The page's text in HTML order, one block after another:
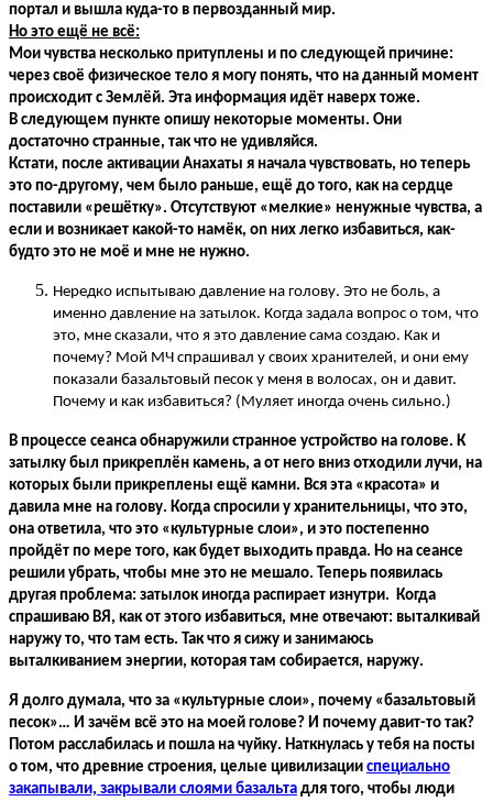
портал и вышла куда-то в первозданный мир.
Но это ещё не всё:
Мои чувства несколько притуплены и по следующей причине:
через своё физическое тело я могу понять, что на данный момент
происходит с Землёй. Эта информация идёт наверх тоже.
В следующем пункте опишу некоторые моменты. Они
достаточно странные, так что не удивляйся.
Кстати, после активации Анахаты я начала чувствовать, но теперь
это по-другому, чем было раньше, ещё до того, как на сердце
поставили «решётку». Отсутствуют «мелкие» ненужные чувства, а
если и возникает какой-то намёк, оn них легко избавиться, как-
будто это не моё и мне не нужно.
Нередко испытываю давление на голову. Это не боль, а
именно давление на затылок. Когда задала вопрос о том, что
это, мне сказали, что я это давление сама создаю. Как и
почему? Мой МЧ спрашивал у своих хранителей, и они ему
показали базальтовый песок у меня в волосах, он и давит.
Почему и как избавиться? (Муляет иногда очень сильно.)
В процессе сеанса обнаружили странное устройство на голове. К
затылку был прикреплён камень, а от него вниз отходили лучи, на
которых были прикреплены ещё камни. Вся эта «красота» и
давила мне на голову. Когда спросили у хранительницы, что это,
она ответила, что это «культурные слои», и это постепенно
пройдёт по мере того, как будет выходить правда. Но на сеансе
решили убрать, чтобы мне это не мешало. Теперь появилась
другая проблема: затылок иногда распирает изнутри. Когда
спрашиваю ВЯ, как от этого избавиться, мне отвечают: выталкивай
наружу то, что там есть. Так что я сижу и занимаюсь
выталкиванием энергии, которая там собирается, наружу.
Я долго думала, что за «культурные слои», почему «базальтовый
песок»… И зачём всё это на моей голове? И почему давит-то так?
Потом расслабилась и пошла на чуйку. Наткнулась у тебя на посты
о том, что древние строения, целые цивилизации специально
закапывали, закрывали слоями базальта для того, чтобы люди